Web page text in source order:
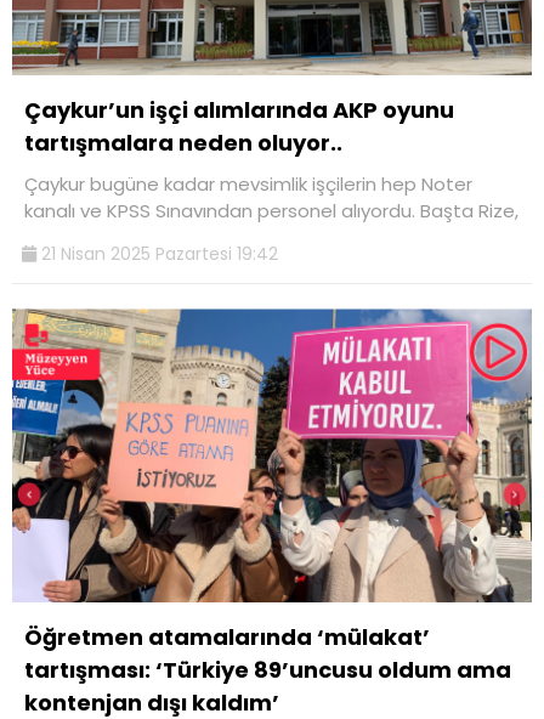
Çaykur’un işçi alımlarında AKP oyunu
tartışmalara neden oluyor..
Çaykur bugüne kadar mevsimlik işçilerin hep Noter
kanalı ve KPSS Sınavından personel alıyordu. Başta Rize,
21 Nisan 2025 Pazartesi 19:42
Öğretmen atamalarında ‘mülakat’
tartışması: ‘Türkiye 89’uncusu oldum ama
kontenjan dışı kaldım’